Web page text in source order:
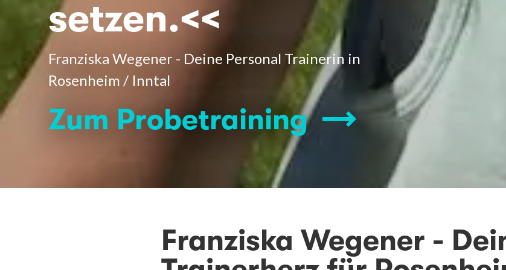
setzen.<<
Franziska Wegener - Deine Personal Trainerin in
Rosenheim / Inntal
Zum Probetraining
Franziska Wegener -